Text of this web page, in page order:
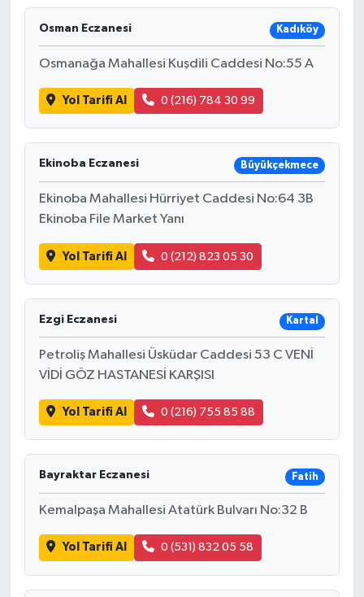
Osman Eczanesi Kadıköy
Osmanağa Mahallesi Kuşdili Caddesi No:55 A
Yol Tarifi Al 0 (216) 784 30 99
Ekinoba Eczanesi Büyükçekmece
Ekinoba Mahallesi Hürriyet Caddesi No:64 3B
Ekinoba File Market Yanı
Yol Tarifi Al 0 (212) 823 05 30
Ezgi Eczanesi Kartal
Petroliş Mahallesi Üsküdar Caddesi 53 C VENİ
VİDİ GÖZ HASTANESİ KARŞISI
Yol Tarifi Al 0 (216) 755 85 88
Bayraktar Eczanesi Fatih
Kemalpaşa Mahallesi Atatürk Bulvarı No:32 B
Yol Tarifi Al 0 (531) 832 05 58